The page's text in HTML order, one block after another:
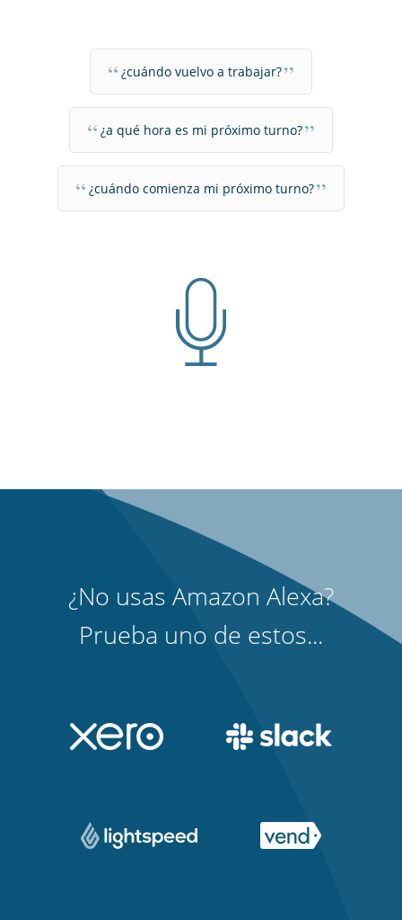
“ ¿cuándo vuelvo a trabajar?”
“ ¿a qué hora es mi próximo turno?”
“ ¿cuándo comienza mi próximo turno?”
¿No usas Amazon Alexa?
Prueba uno de estos...